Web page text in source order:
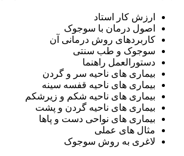
ارزش کار استاد
اصول درمان با سوجوک
کاربردهای روش درمانی آن
سوجوک و طب سنتی
دستورالعمل راهنما
بیماری های ناحیه سر و گردن
بیماری های ناحیه قفسه سینه
بیماری های ناحیه شکم و زیرشکم
بیماری های ناحیه گردن و پشت
بیماری های نواحی دست و پاها
مثال های عملی
لاغری به روش سوجوک